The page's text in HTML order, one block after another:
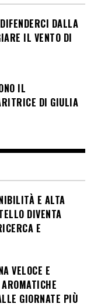
DALLA
IL VENTO DI
IL
DI GIULIA
E ALTA
DIVENTA
E
VELOCE E
GIORNATE PIÙ